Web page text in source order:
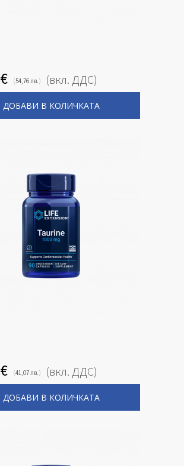
€ (54,76 лв.) (вкл. ДДС)
ДОБАВИ В КОЛИЧКАТА
€ (41,07 лв.) (вкл. ДДС)
ДОБАВИ В КОЛИЧКАТА